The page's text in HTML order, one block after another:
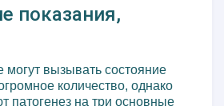
показания,
вызывать состояние
количество, однако
патогенез на три основные